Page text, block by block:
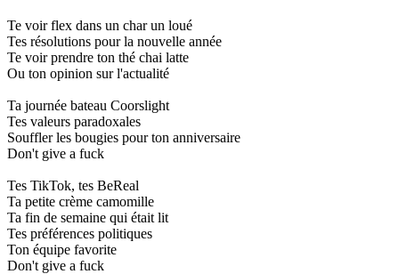
Te voir flex dans un char un loué
Tes résolutions pour la nouvelle année
Te voir prendre ton thé chai latte
Ou ton opinion sur l'actualité
Ta journée bateau Coorslight
Tes valeurs paradoxales
Souffler les bougies pour ton anniversaire
Don't give a fuck
Tes TikTok, tes BeReal
Ta petite crème camomille
Ta fin de semaine qui était lit
Tes préférences politiques
Ton équipe favorite
Don't give a fuck